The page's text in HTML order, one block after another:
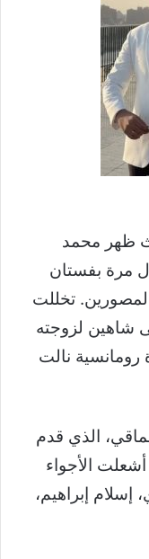
ظهر محمد
مرة بفستان
تخللت
شاهين لزوجته
رومانسية نالت
الذي قدم
أشعلت الأجواء
إسلام إبراهيم،